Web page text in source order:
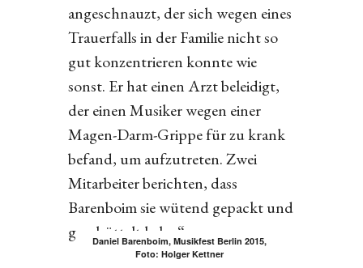
angeschnauzt, der sich wegen eines
Trauerfalls in der Familie nicht so
gut konzentrieren konnte wie
sonst. Er hat einen Arzt beleidigt,
der einen Musiker wegen einer
Magen-Darm-Grippe für zu krank
befand, um aufzutreten. Zwei
Mitarbeiter berichten, dass
Barenboim sie wütend gepackt und
geschüttelt habe.“
Daniel Barenboim, Musikfest Berlin 2015,
Foto: Holger Kettner